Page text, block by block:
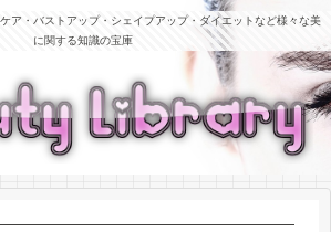
ア・バストアップ・シェイプアップ・ダイエットなど様々な美
に関する知識の宝庫